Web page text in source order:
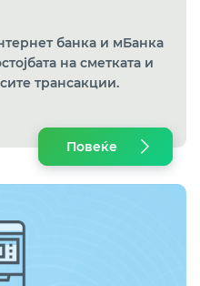
банка и мБанка
на сметката и
трансакции.
Повеќе